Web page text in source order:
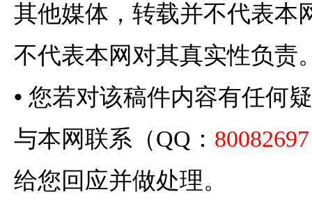
其他媒体，转载并不代表本
不代表本网对其真实性负责
• 您若对该稿件内容有任何
与本网联系（QQ： 80082697
给您回应并做处理。